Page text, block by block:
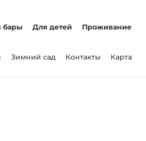
бары Для детей Проживание
Зимний сад Контакты Карта